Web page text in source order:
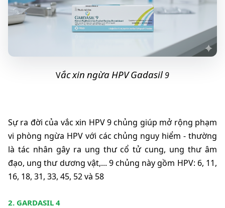
Vắcxin ngừa HPV Gadasil 9
Sự ra đời của vắc xin HPV 9 chủng giúp mở rộng phạm
vi phòng ngừa HPV với các chủng nguy hiểm - thường
là tác nhân gây ra ung thư cổ tử cung, ung thư âm
đạo, ung thư dương vật,... 9 chủng này gồm HPV: 6, 11,
16, 18, 31, 33, 45, 52 và 58
2. GARDASIL 4